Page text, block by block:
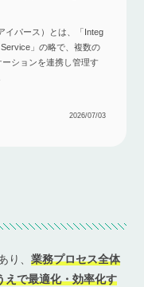
イパース）とは、「Integ
」の略で、複数の
ションを連携し管理す
2026/07/03
り、業務プロセス全体
えで最適化・効率化す